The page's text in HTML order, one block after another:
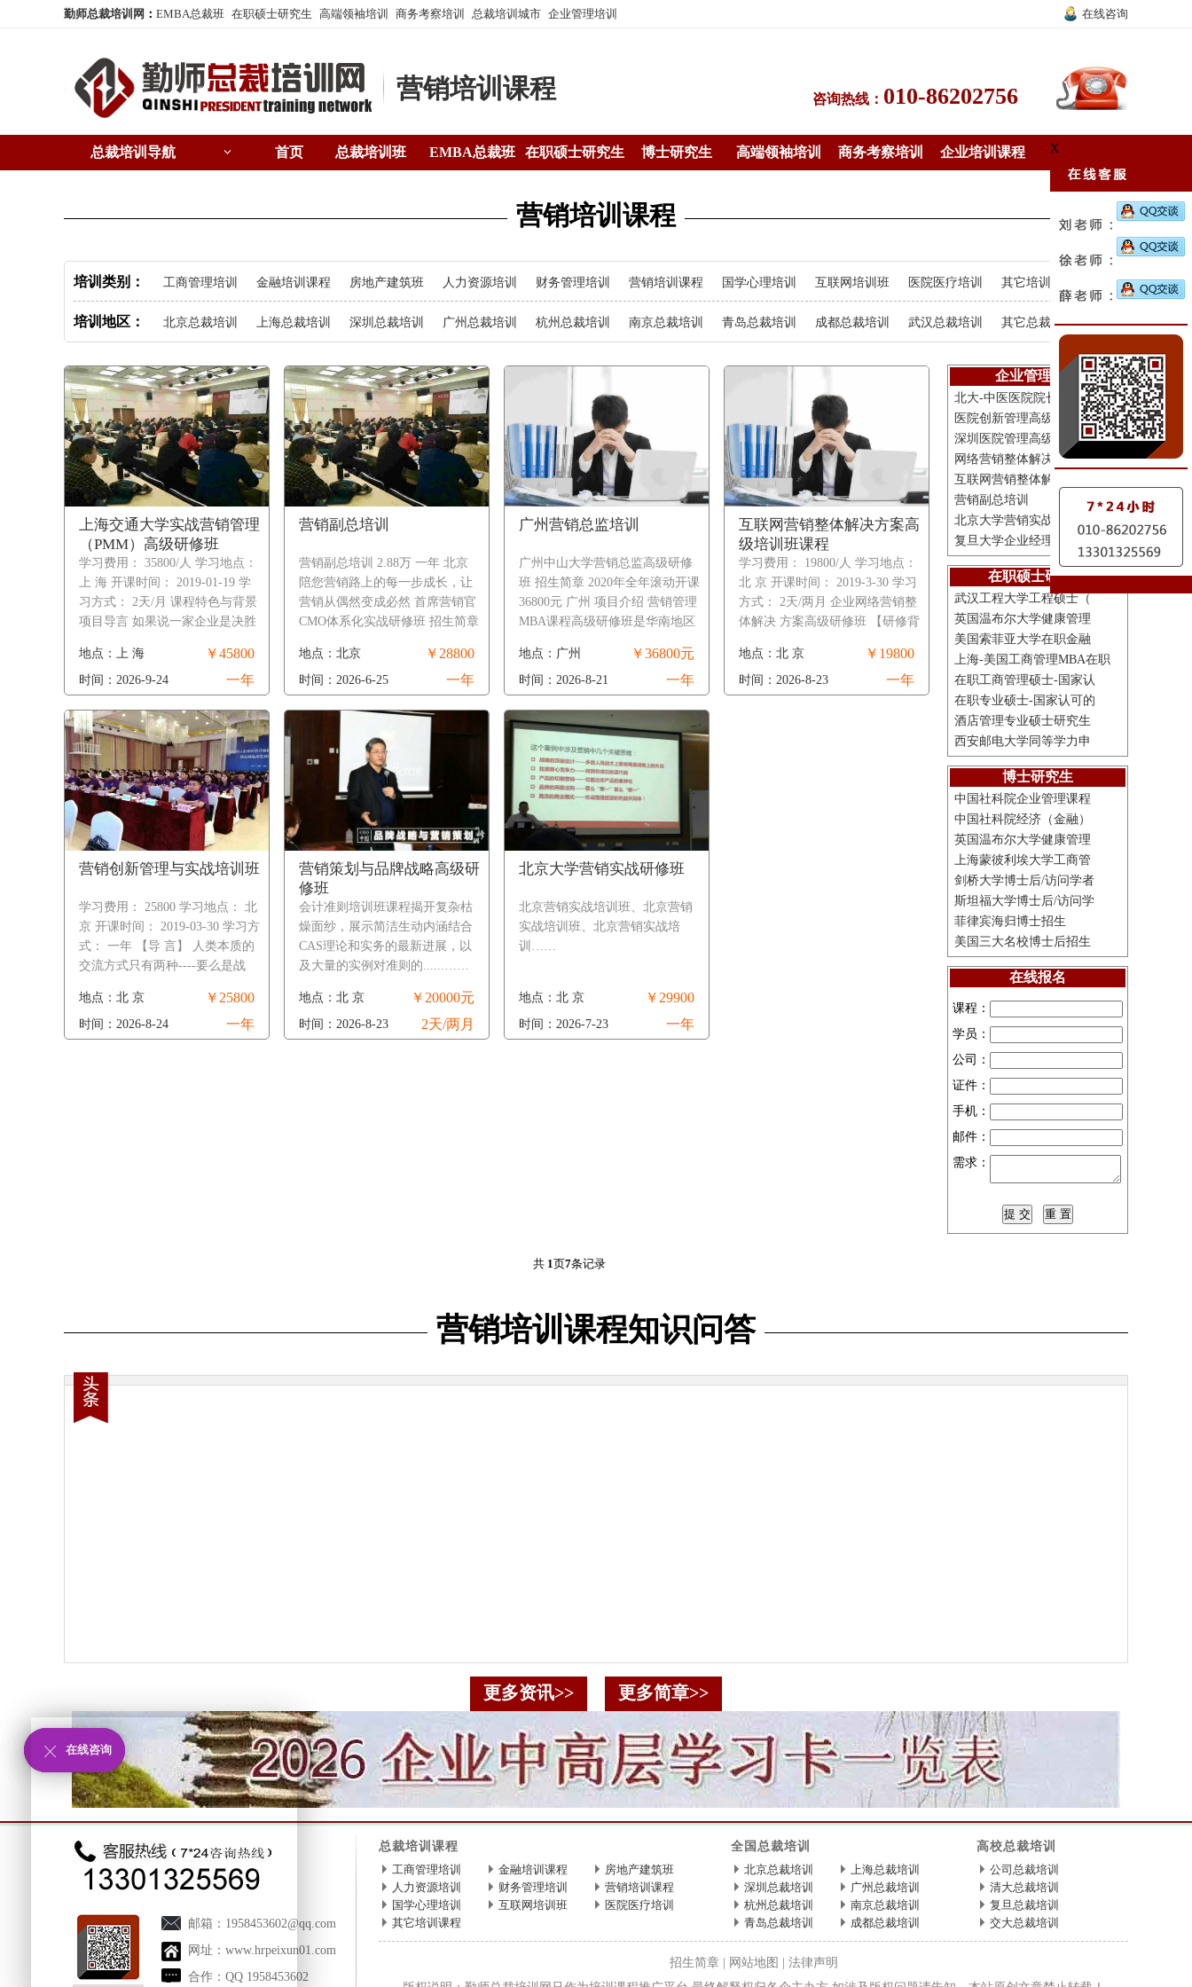
勤师总裁培训网 ： EMBA总裁班 在职硕士研究生 高端领袖培训 商务考察培训 总裁培训城市 企业管理培训 在线咨询
营销培训课程 咨询热线： 010-86202756
总裁培训导航 首页 总裁培训班 EMBA总裁班 在职硕士研究生 博士研究生 高端领袖培训 商务考察培训 企业培训课程
营销培训课程
培训类别： 工商管理培训 金融培训课程 房地产建筑班 人力资源培训 财务管理培训 营销培训课程 国学心理培训 互联网培训班 医院医疗培训 其它培训课程
培训地区： 北京总裁培训 上海总裁培训 深圳总裁培训 广州总裁培训 杭州总裁培训 南京总裁培训 青岛总裁培训 成都总裁培训 武汉总裁培训 其它总裁培训
上海交通大学实战营销管理
（PMM）高级研修班
学习费用： 35800/人 学习地点：
上 海 开课时间： 2019-01-19 学
习方式： 2天/月 课程特色与背景
项目导言 如果说一家企业是决胜
是勇猛的先锋！带领团队……
地点：上 海 ￥45800
时间：2026-9-24 一年
营销副总培训
营销副总培训 2.88万 一年 北京
陪您营销路上的每一步成长，让
营销从偶然变成必然 首席营销官
CMO体系化实战研修班 招生简章
视野开阔、情怀卓越、富……
地点：北京 ￥28800
时间：2026-6-25 一年
广州营销总监培训
广州中山大学营销总监高级研修
班 招生简章 2020年全年滚动开课
36800元 广州 项目介绍 营销管理
MBA课程高级研修班是华南地区
级研修班，自创办以来，一……
地点：广州 ￥36800元
时间：2026-8-21 一年
互联网营销整体解决方案高
级培训班课程
学习费用： 19800/人 学习地点：
北 京 开课时间： 2019-3-30 学习
方式： 2天/两月 企业网络营销整
体解决 方案高级研修班 【研修背
济与市场在互联网+及新……
地点：北 京 ￥19800
时间：2026-8-23 一年
营销创新管理与实战培训班
学习费用： 25800 学习地点： 北
京 开课时间： 2019-03-30 学习方
式： 一年 【导 言】 人类本质的
交流方式只有两种----要么是战
营管理的核心环节，是企业……
地点：北 京 ￥25800
时间：2026-8-24 一年
营销策划与品牌战略高级研
修班
会计准则培训班课程揭开复杂枯
燥面纱，展示简洁生动内涵结合
CAS理论和实务的最新进展，以
及大量的实例对准则的......……
地点：北 京 ￥20000元
时间：2026-8-23 2天/两月
北京大学营销实战研修班
北京营销实战培训班、北京营销
实战培训班、北京营销实战培
训……
地点：北 京 ￥29900
时间：2026-7-23 一年
企业管理培训
北大-中医医院院长培训
医院创新管理高级研修班
深圳医院管理高级研修班
网络营销整体解决方案高
互联网营销整体解决方案
营销副总培训
北京大学营销实战研修班
复旦大学企业经理人实战
在职硕士研究生
武汉工程大学工程硕士（
英国温布尔大学健康管理
美国索菲亚大学在职金融
上海-美国工商管理MBA在职
在职工商管理硕士-国家认
在职专业硕士-国家认可的
酒店管理专业硕士研究生
西安邮电大学同等学力申
博士研究生
中国社科院企业管理课程
中国社科院经济（金融）
英国温布尔大学健康管理
上海蒙彼利埃大学工商管
剑桥大学博士后/访问学者
斯坦福大学博士后/访问学
菲律宾海归博士招生
美国三大名校博士后招生
在线报名
课程：
学员：
公司：
证件：
手机：
邮件：
需求：
共 1页7条记录
营销培训课程知识问答
更多资讯>> 更多简章>>
邮箱： 1958453602@qq.com
网址： www.hrpeixun01.com
合作： QQ 1958453602
总裁培训课程 全国总裁培训
高校总裁培训
工商管理培训
金融培训课程
房地产建筑班
人力资源培训
财务管理培训
营销培训课程
国学心理培训
互联网培训班
医院医疗培训
其它培训课程
北京总裁培训
上海总裁培训
深圳总裁培训
广州总裁培训
杭州总裁培训
南京总裁培训
青岛总裁培训
成都总裁培训
公司总裁培训
清大总裁培训
复旦总裁培训
交大总裁培训
招生简章| 网站地图
法律声明
X
在线咨询
在线咨询